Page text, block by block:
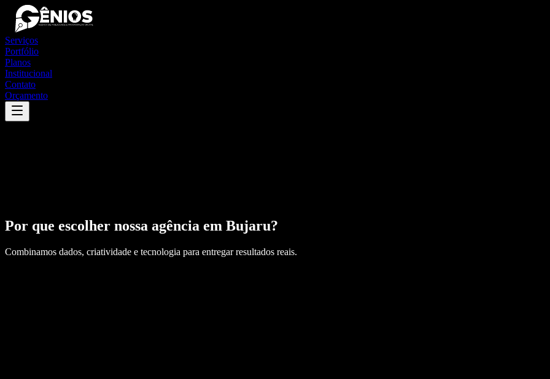
Serviços
Portfólio
Planos
Institucional
Contato
Orçamento
Por que escolher nossa agência em Bujaru?
Combinamos dados, criatividade e tecnologia para entregar resultados reais.